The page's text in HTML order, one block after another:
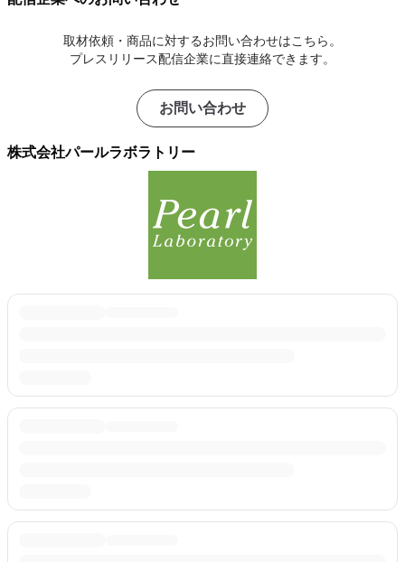
取材依頼・商品に対するお問い合わせはこちら。
プレスリリース配信企業に直接連絡できます。
お問い合わせ
株式会社パールラボラトリー